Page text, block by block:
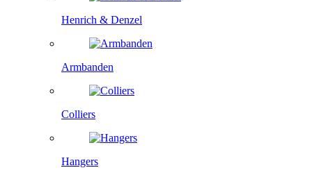
Henrich & Denzel
Armbanden
Colliers
Hangers